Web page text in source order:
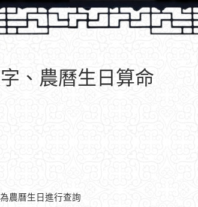
、農曆生日算命
農曆生日進行查詢